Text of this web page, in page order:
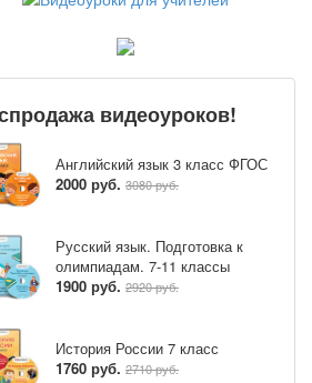
видеоуроков!
Английский язык 3 класс ФГОС
2000 руб. 3080 руб.
Русский язык. Подготовка к
олимпиадам. 7-11 классы
1900 руб. 2920 руб.
История России 7 класс
1760 руб. 2710 руб.